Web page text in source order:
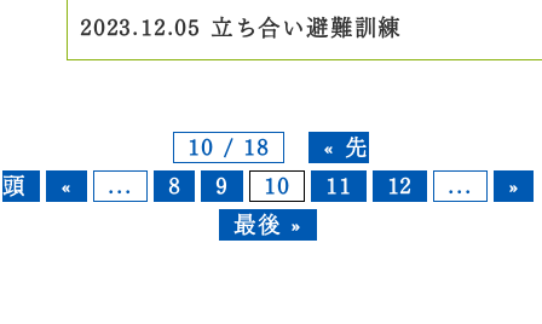
2023.12.05 立ち合い避難訓練
10 / 18
« 先
頭
« ... 8 9 10 11 12 ...
»
最後 »